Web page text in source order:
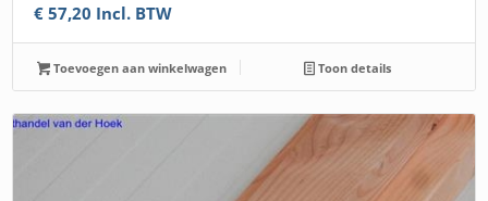
€ 57,20 Incl. BTW
Toevoegen aan winkelwagen Toon details